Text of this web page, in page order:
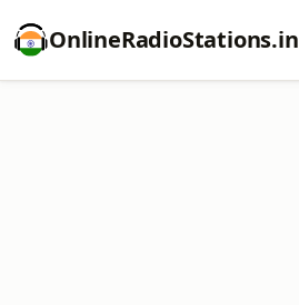
OnlineRadioStations.in